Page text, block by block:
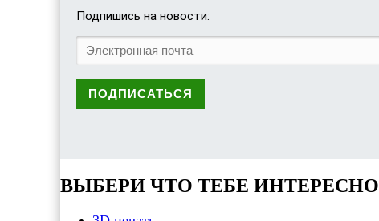
Подпишись на новости:
ВЫБЕРИ ЧТО ТЕБЕ ИНТЕРЕСНО